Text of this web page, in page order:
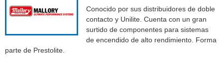
Conocido por sus distribuidores de doble
contacto y Unilite. Cuenta con un gran
surtido de componentes para sistemas
de encendido de alto rendimiento. Forma
parte de Prestolite.